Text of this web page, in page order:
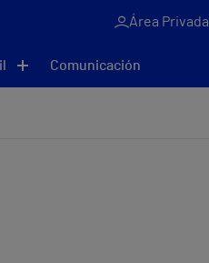
Área Privada
Comunicación